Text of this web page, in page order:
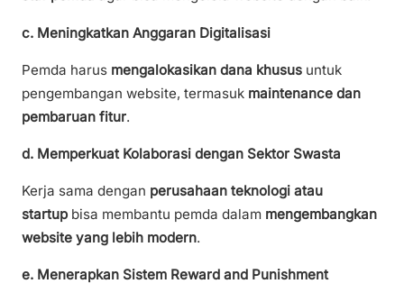
c. Meningkatkan Anggaran Digitalisasi
Pemda harus mengalokasikan dana khusus untuk
pengembangan website, termasuk maintenance dan
pembaruan fitur.
d. Memperkuat Kolaborasi dengan Sektor Swasta
Kerja sama dengan perusahaan teknologi atau
startupbisa membantu pemda dalam mengembangkan
website yang lebih modern.
e. Menerapkan Sistem Reward and Punishment